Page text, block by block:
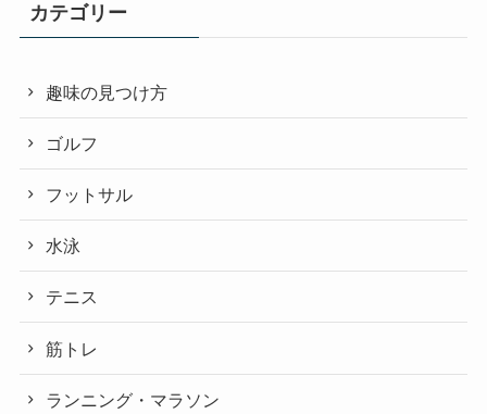
カテゴリー
趣味の見つけ方
ゴルフ
フットサル
水泳
テニス
筋トレ
ランニング・マラソン